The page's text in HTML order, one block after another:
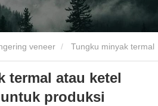
veneer
produksi veneer dan kayu lapis
termal atau ketel
produksi